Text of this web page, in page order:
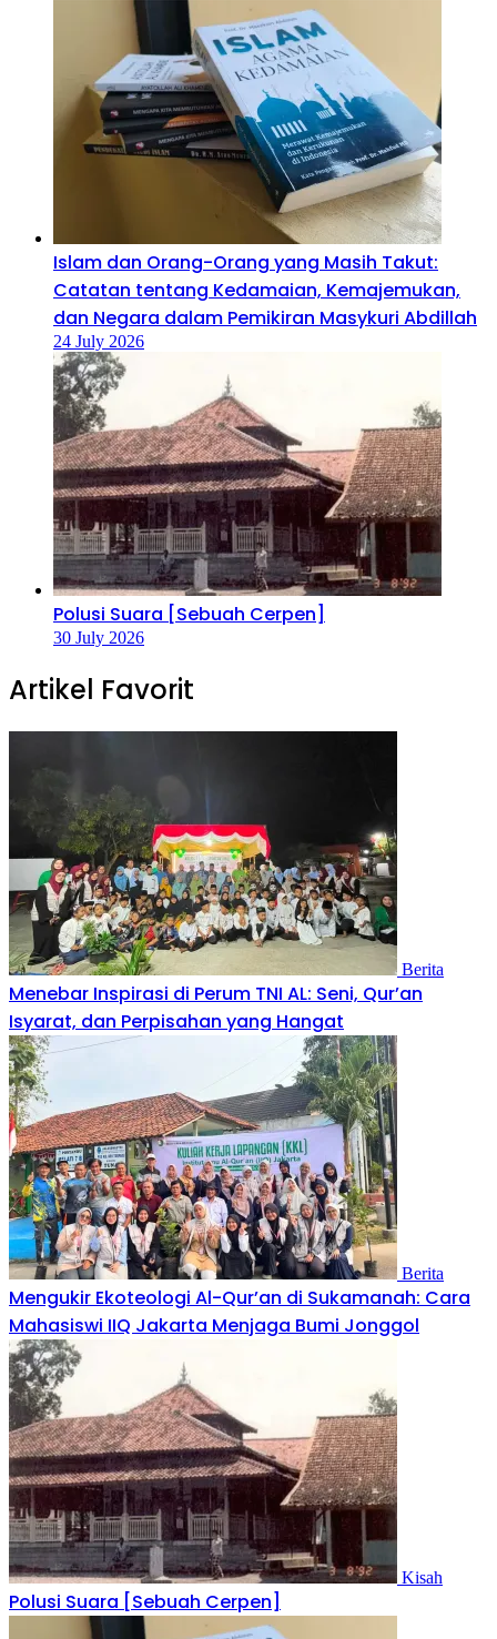
Islam dan Orang-Orang yang Masih Takut:
Catatan tentang Kedamaian, Kemajemukan,
dan Negara dalam Pemikiran Masykuri Abdillah
24 July 2026
Polusi Suara [Sebuah Cerpen]
30 July 2026
Artikel Favorit
Berita
Menebar Inspirasi di Perum TNI AL: Seni, Qur’an
Isyarat, dan Perpisahan yang Hangat
Berita
Mengukir Ekoteologi Al-Qur’an di Sukamanah: Cara
Mahasiswi IIQ Jakarta Menjaga Bumi Jonggol
Kisah
Polusi Suara [Sebuah Cerpen]